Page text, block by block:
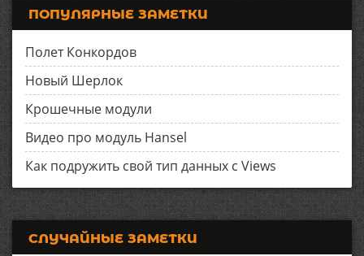
ПОПУЛЯРНЫЕ ЗАМЕТКИ
Полет Конкордов
Новый Шерлок
Крошечные модули
Видео про модуль Hansel
Как подружить свой тип данных с Views
СЛУЧАЙНЫЕ ЗАМЕТКИ